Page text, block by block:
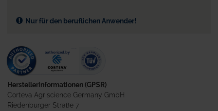
Nur für den beruflichen Anwender!
Herstellerinformationen (GPSR)
Corteva Agriscience Germany GmbH
Riedenburger Straße 7